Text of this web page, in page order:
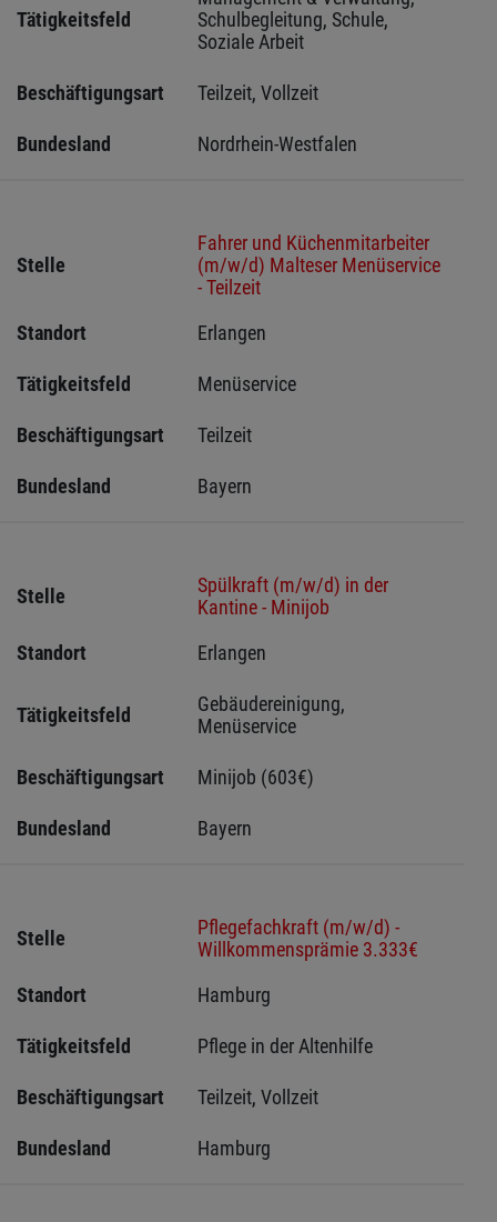
Tätigkeitsfeld
Schulbegleitung, Schule,
Soziale Arbeit
Beschäftigungsart Teilzeit, Vollzeit
Bundesland Nordrhein-Westfalen
Stelle
Fahrer und Küchenmitarbeiter
(m/w/d) Malteser Menüservice
- Teilzeit
Standort
Erlangen
Tätigkeitsfeld Menüservice
Beschäftigungsart Teilzeit
Bundesland Bayern
Stelle
Spülkraft (m/w/d) in der
Kantine - Minijob
Standort
Erlangen
Tätigkeitsfeld
Gebäudereinigung,
Menüservice
Beschäftigungsart Minijob (603€)
Bundesland Bayern
Stelle
Pflegefachkraft (m/w/d) -
Willkommensprämie 3.333€
Standort
Hamburg
Tätigkeitsfeld Pflege in der Altenhilfe
Beschäftigungsart Teilzeit, Vollzeit
Bundesland Hamburg